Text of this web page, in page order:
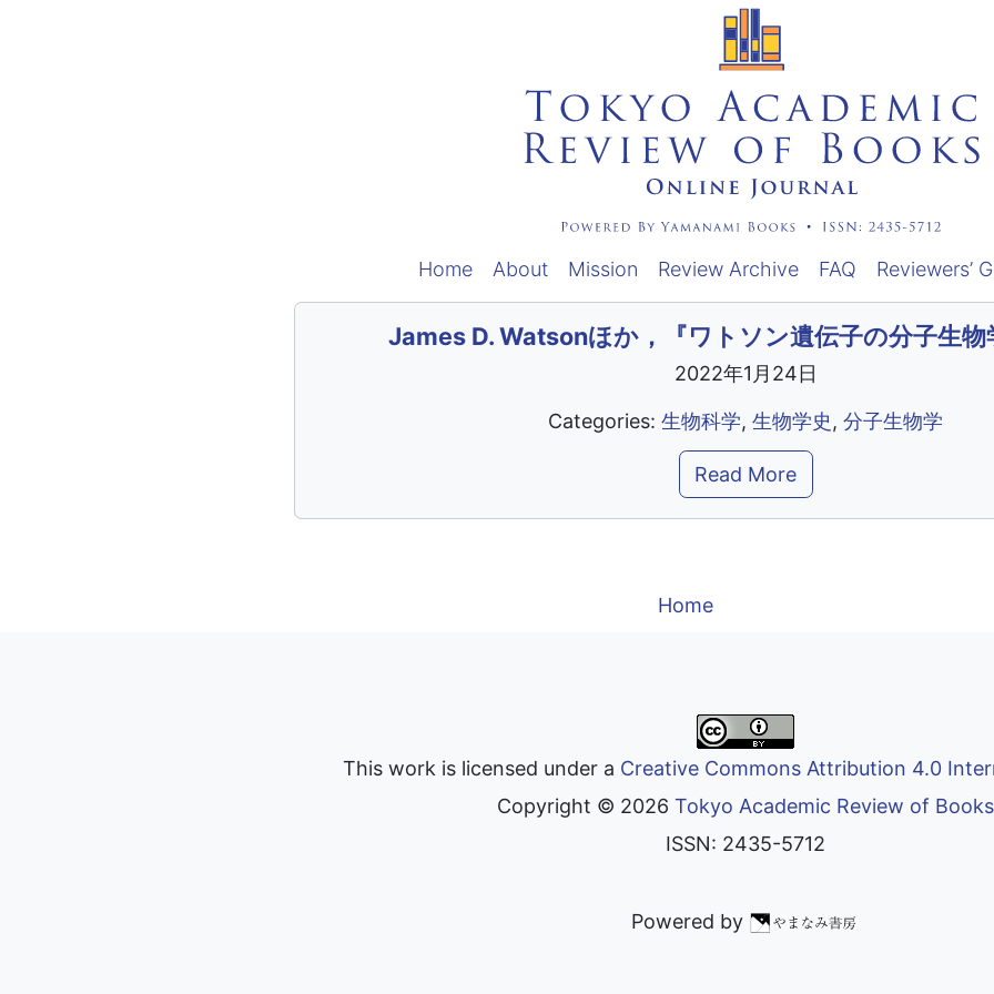
Home About Mission Review Archive FAQ Reviewers’
James D. Watsonほか，『ワトソン遺伝子の分子生物
2022年1月24日
Categories: 生物科学, 生物学史 , 分子生物学
Read More
Home
This work is licensed under a Creative Commons Attribution 4.0
Copyright © 2026 Tokyo Academic Review of Books
ISSN: 2435-5712
Powered by